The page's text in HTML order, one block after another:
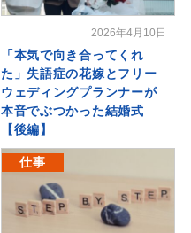
2026年4月10日
「本気で向き合ってくれ
た」失語症の花嫁とフリー
ウェディングプランナーが
本音でぶつかった結婚式
【後編】
仕事